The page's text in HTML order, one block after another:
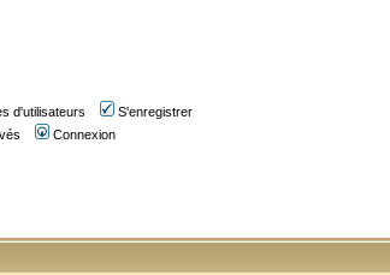
d'utilisateurs
S'enregistrer
Connexion